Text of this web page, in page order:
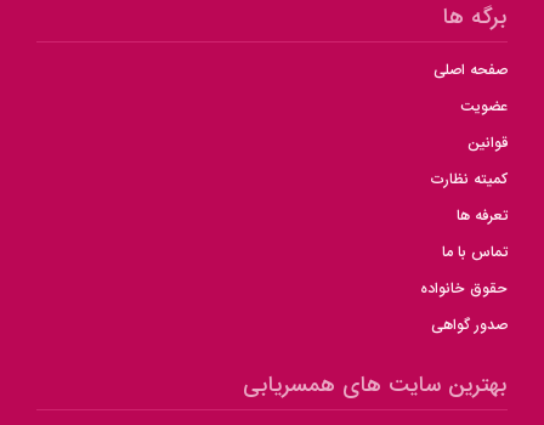
برگه ها
صفحه اصلی
عضویت
قوانین
کمیته نظارت
تعرفه ها
تماس با ما
حقوق خانواده
صدور گواهی
بهترین سایت های همسریابی